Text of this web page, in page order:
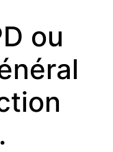
ou